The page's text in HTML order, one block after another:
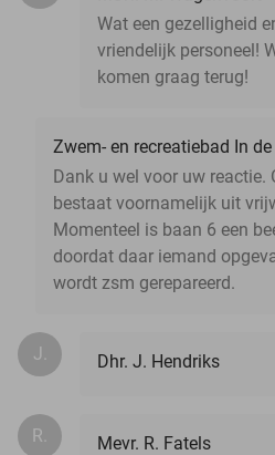
Wat een gezelligheid
vriendelijk personeel!
komen graag terug!
Zwem- en recreatiebad In
Dank u wel voor uw reactie.
bestaat voornamelijk uit
Momenteel is baan 6 een
doordat daar iemand
wordt zsm gerepareerd.
J. Dhr. J. Hendriks
R.
Mevr. R. Fatels